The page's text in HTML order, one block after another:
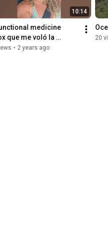
10:14
medicine
que me voló la
• 2 years ago
20